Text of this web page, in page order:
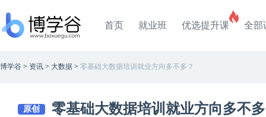
首页 就业班 优选提升课 全部
博学谷 > 资讯 > 大数据 > 零基础大数据培训就业方向多不多？
原创 零基础大数据培训就业方向多不